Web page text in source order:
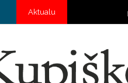
Aktualu RUGPJŪČIO 6